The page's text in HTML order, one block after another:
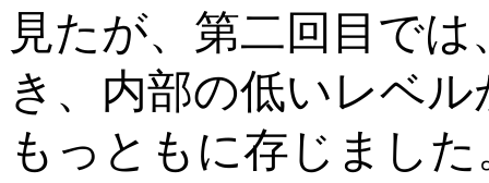
見たが、第二回目で
き、内部の低いレベ
もっともに存じました